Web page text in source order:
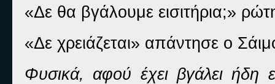
«Δε θα βγάλουμε εισιτήρια;»
«Δε χρειάζεται» απάντησε ο
Φυσικά, αφού έχει βγάλει ήδη